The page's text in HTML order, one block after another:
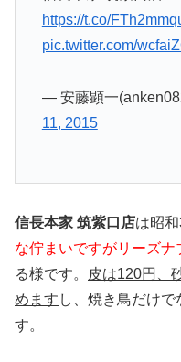
https://t.co/
pic.twitter.com/
— 安藤顕一
11, 2015
信長本家 筑紫口店は昭
な佇まいですがリーズ
る様です。
皮は120円、
めます し、焼き鳥だけで
す。